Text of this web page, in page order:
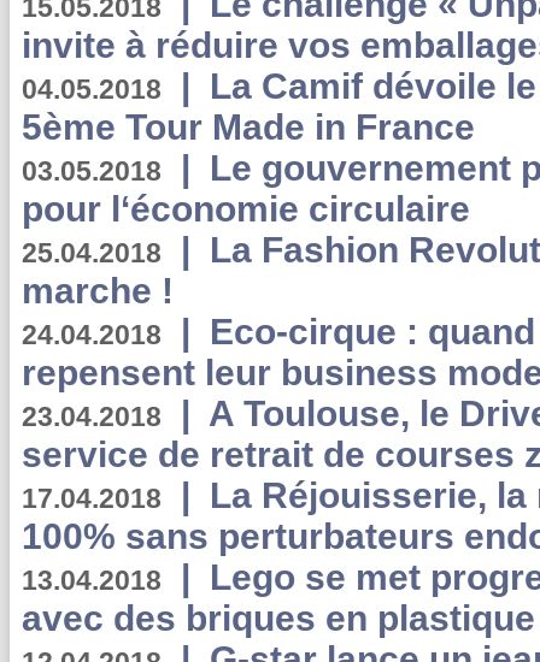
15.05.2018
invite à réduire vos
04.05.2018 | La Camif dévoile
5ème Tour Made in France
03.05.2018 | Le gouvernement
pour l‘économie circulaire
25.04.2018 | La Fashion
marche !
24.04.2018 | Eco-cirque :
repensent leur business
23.04.2018 | A Toulouse, le
service de retrait de courses
17.04.2018 | La Réjouisserie,
100% sans perturbateurs
13.04.2018 | Lego se met
avec des briques en